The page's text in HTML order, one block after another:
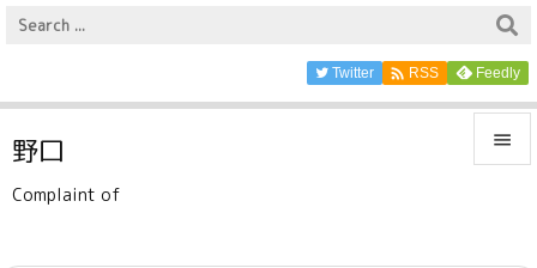

Twitter  RSS Feedly
野口
Complaint of